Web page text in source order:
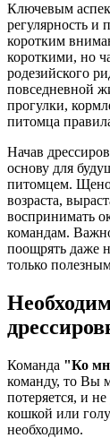
Ключевым
регулярность и
коротким
короткими, но
родезийского
повседневной
прогулки,
питомца
Начав
основу для
питомцем.
возраста,
воспринимать
командам.
поощрять даже
только
Команда "Ко
команду, то Вы
потеряется, и
кошкой или
необходимо.